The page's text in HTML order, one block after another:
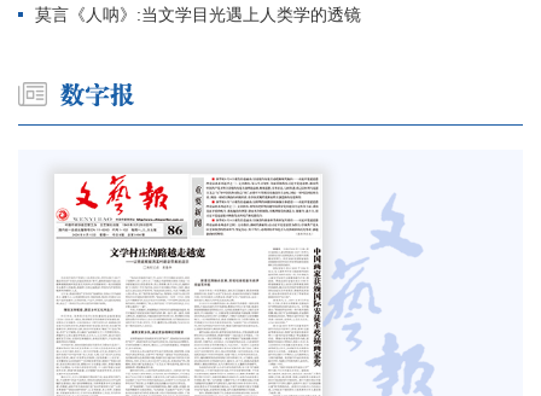
莫言《人呐》:当文学目光遇上人类学的透镜